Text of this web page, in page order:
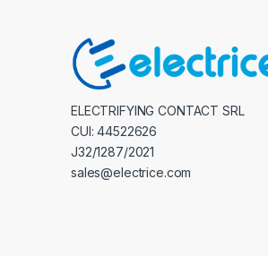
ELECTRIFYING CONTACT SRL
CUI: 44522626
J32/1287/2021
sales@electrice.com